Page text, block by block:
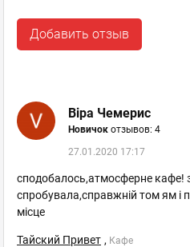
Добавить отзыв
Віра Чемерис
Новичок отзывов: 4
27.01.2020 17:17
сподобалось,атмосферне кафе!
спробувала,справжній том ям і
місце
Тайский Привет , Кафе